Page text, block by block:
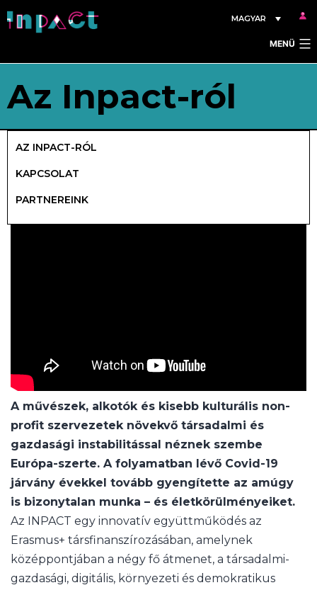
Ugrás
MAGYAR
MENÜ
Az Inpact-ról
A művészek, alkotók és kisebb kulturális non-
profit szervezetek növekvő társadalmi és
gazdasági instabilitással néznek szembe
Európa-szerte. A folyamatban lévő Covid-19
járvány évekkel tovább gyengítette az amúgy
is bizonytalan munka – és életkörülményeiket.
Az INPACT egy innovatív együttműködés az
Erasmus+ társfinanszírozásában, amelynek
középpontjában a négy fő átmenet, a társadalmi-
gazdasági, digitális, környezeti és demokratikus
AZ INPACT-RÓL
KAPCSOLAT
PARTNEREINK